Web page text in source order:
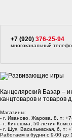
+7 (920) 376-25-94
многоканальный
Канцелярский Базар –
канцтоваров и товаров
Магазины:
- г. Иваново, Жарова, 8, т:
- г. Кинешма, 50-летия
- г. Шуя, Васильевская, 6, т:
Работаем в будни с 9-00 до